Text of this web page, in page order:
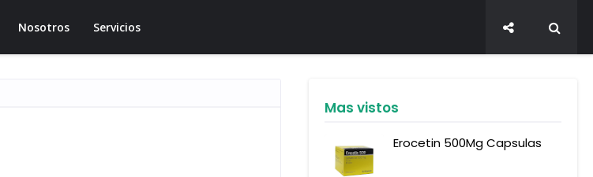
Nosotros Servicios
Mas vistos
Erocetin 500Mg Capsulas